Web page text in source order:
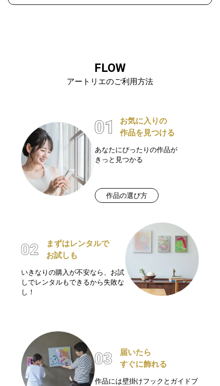
FLOW
アートリエのご利用方法
お気に入りの
作品を見つける
あなたにぴったりの作品が
きっと見つかる
作品の選び方
まずはレンタルで
お試しも
いきなりの購入が不安なら、お試
しでレンタルもできるから失敗な
し！
届いたら
すぐに飾れる
作品には壁掛けフックとガイドブ